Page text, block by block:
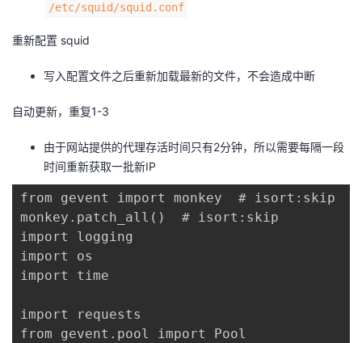
/etc/squid/squid.conf
重新配置 squid
写入配置文件之后重新加载最新的文件，不会造成中断
自动更新，重复1-3
由于网站提供的代理存活时间只有2分钟，所以需要每隔一段
时间重新获取一批新IP
from gevent import monkey  # isort:skip
monkey.patch_all()  # isort:skip
import logging
import os
import time
import requests
from gevent.pool import Pool